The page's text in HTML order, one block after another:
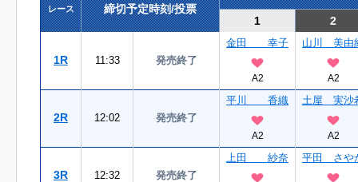
レース
締切予定時刻/投票
1
2
1R 11:33 発売終了
金田 幸子
A2
山川 美由
A2
2R 12:02 発売終了
平川 香織
A2
土屋 実沙
A2
3R 12:32 発売終了
上田 紗奈 平田 さや